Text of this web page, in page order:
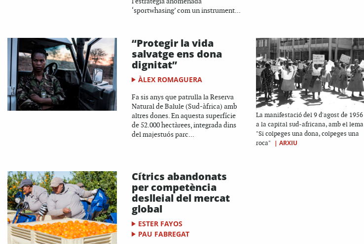
‘sportwhasing’ com un instrument...
“Protegir la vida
salvatge ens dona
dignitat”
ÀLEX ROMAGUERA
Fa sis anys que patrulla la Reserva
Natural de Balule (Sud-àfrica) amb
altres dones. En aquesta superfície
de 52.000 hectàrees, integrada dins
del majestuós parc...
La manifestació del 9 d'agost de 1956
a la capital sud-africana, amb el lema
"Si colpeges una dona, colpeges una
roca"
| ARXIU
Cítrics abandonats
per competència
deslleial del mercat
global
ESTER FAYOS
PAU FABREGAT